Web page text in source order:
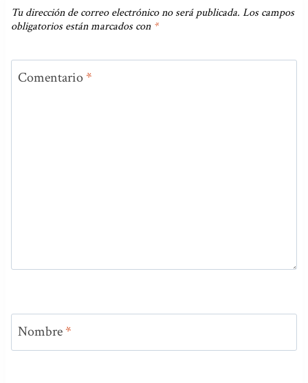
Tu dirección de correo electrónico no será publicada. Los campos
obligatorios están marcados con *
Comentario*
Nombre*